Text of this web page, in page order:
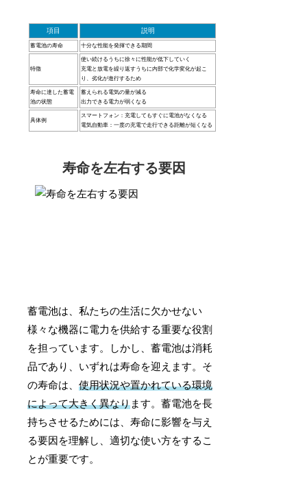
項目 説明
蓄電池の寿命 十分な性能を発揮できる期間
特徴
使い続けるうちに徐々に性能が低下していく
充電と放電を繰り返すうちに内部で化学変化が起こ
り、劣化が進行するため
寿命に達した蓄電
池の状態
蓄えられる電気の量が減る
出力できる電力が弱くなる
具体例
スマートフォン：充電してもすぐに電池がなくなる
電気自動車：一度の充電で走行できる距離が短くなる
寿命を左右する要因
蓄電池は、私たちの生活に欠かせない
様々な機器に電力を供給する重要な役割
を担っています。しかし、蓄電池は消耗
品であり、いずれは寿命を迎えます。そ
の寿命は、使用状況や置かれている環境
によって大きく異なります。蓄電池を長
持ちさせるためには、寿命に影響を与え
る要因を理解し、適切な使い方をするこ
とが重要です。